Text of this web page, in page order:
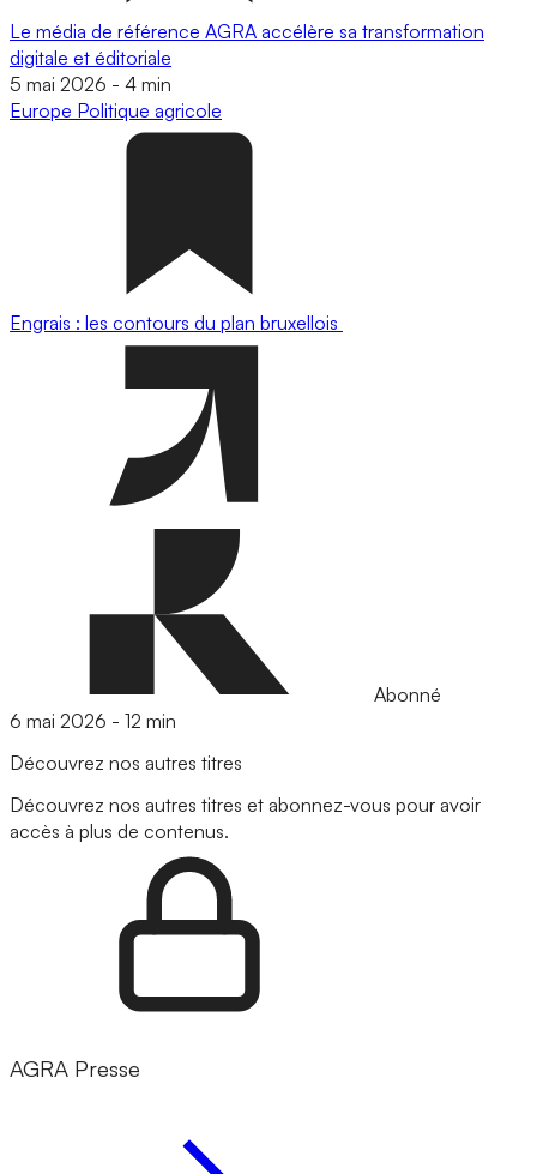
Le média de référence AGRA accélère sa transformation
digitale et éditoriale
5 mai 2026 - 4 min
Europe Politique agricole
Engrais : les contours du plan bruxellois
Abonné
6 mai 2026 - 12 min
Découvrez nos autres titres
Découvrez nos autres titres et abonnez-vous pour avoir
accès à plus de contenus.
AGRA Presse